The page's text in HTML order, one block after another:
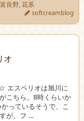
富良野,花系
softcreamblog
オ
スペリオは旭川に
こちら。8時くらいか
っているそうで、こ
が、フ …